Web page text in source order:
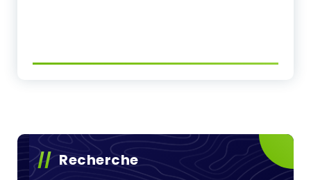
Recherche